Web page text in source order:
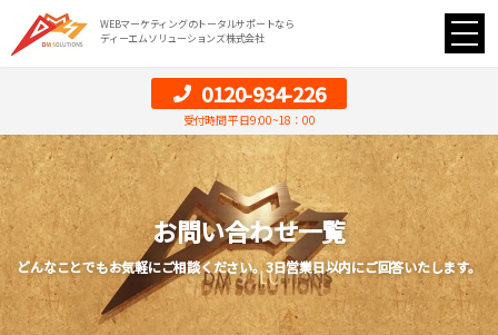
WEBマーケティングのトータルサポートなら
ディーエムソリューションズ株式会社
0120-934-226
受付時間 平日9:00~18：00
お問い合わせ一覧
どんなことでもお気軽にご相談ください。3日営業日以内にご回答いたします。